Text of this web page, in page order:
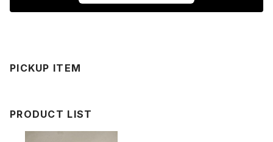
PICKUP ITEM
PRODUCT LIST